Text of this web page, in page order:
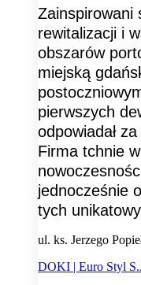
Zainspirowani
rewitalizacji i
obszarów
miejską
pierwszych
odpowiadał
Firma tchnie
jednocześnie
tych
ul. ks. Jerzego
DOKI | Euro Styl